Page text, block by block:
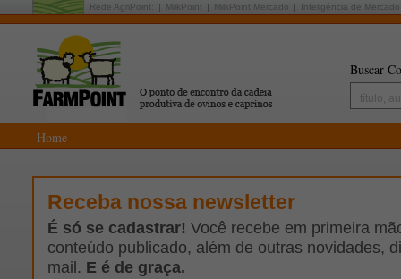
Rede AgriPoint: MilkPoint MilkPoint Mercado Inteligência de Mercado
Buscar
Home
Receba nossa newsletter
É só se cadastrar! Você recebe em primeira
conteúdo publicado, além de outras novidades,
mail. E é de graça.